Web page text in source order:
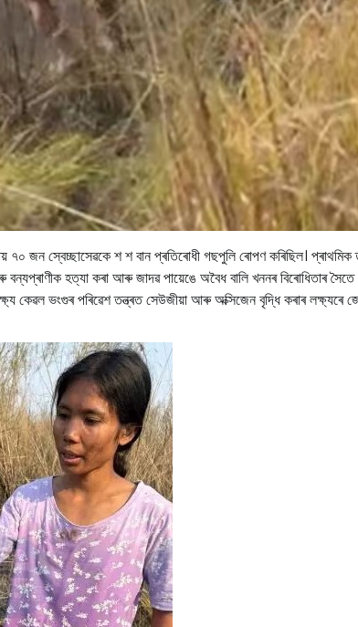
৭০ জন স্বেচ্ছাসেৱকে শ শ বান প্ৰতিৰোধী গছপুলি ৰোপণ কৰিছিল।
হত্যা কৰা আৰু জাদৱ পায়েঙে অবৈধ বালি খননৰ বিৰোধিতাৰ
কেৱল ভংগুৰ পৰিৱেশ তন্ত্ৰত সেউজীয়া আৰু অক্সিজেন বৃদ্ধি কৰাৰ লক্ষ্যৰে